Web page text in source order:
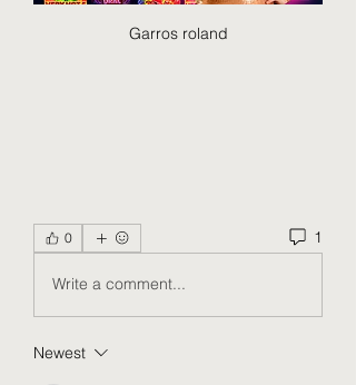
Garros roland
0 1
Write a comment...
Newest